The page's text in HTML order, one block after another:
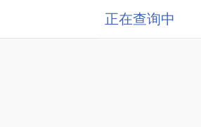
正在查询中